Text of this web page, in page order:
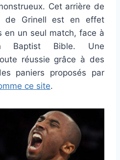
Cet arrière de
de Grinell est en effet
en un seul match, face à
Baptist Bible. Une
réussie grâce à des
paniers proposés par
ce site.